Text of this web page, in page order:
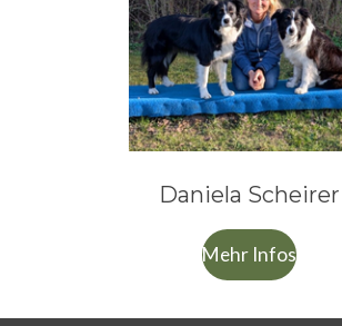
Daniela Scheirer
Mehr Infos